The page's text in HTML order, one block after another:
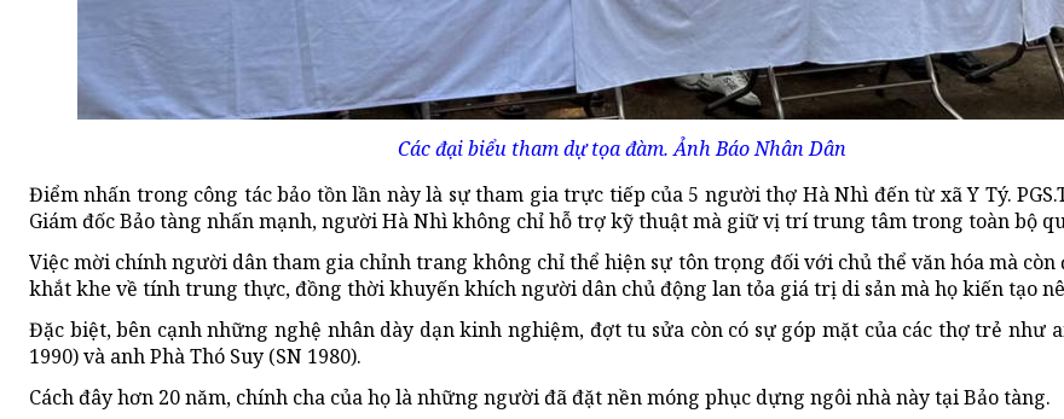
Các đại biểu tham dự tọa đàm. Ảnh Báo Nhân Dân
Điểm nhấn trong công tác bảo tồn lần này là sự tham gia trực tiếp của 5 người thợ Hà Nhì đến từ xã Y Tý.
Giám đốc Bảo tàng nhấn mạnh, người Hà Nhì không chỉ hỗ trợ kỹ thuật mà giữ vị trí trung tâm trong toàn bộ
Việc mời chính người dân tham gia chỉnh trang không chỉ thể hiện sự tôn trọng đối với chủ thể văn hóa mà còn
khắt khe về tính trung thực, đồng thời khuyến khích người dân chủ động lan tỏa giá trị di sản mà họ kiến tạo
Đặc biệt, bên cạnh những nghệ nhân dày dạn kinh nghiệm, đợt tu sửa còn có sự góp mặt của các thợ trẻ như
1990) và anh Phà Thó Suy (SN 1980).
Cách đây hơn 20 năm, chính cha của họ là những người đã đặt nền móng phục dựng ngôi nhà này tại Bảo tàng.